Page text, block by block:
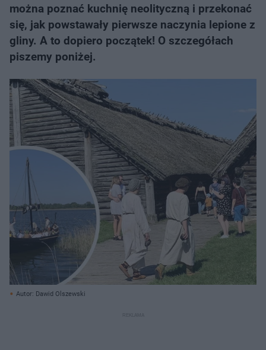
można poznać kuchnię neolityczną i przekonać
się, jak powstawały pierwsze naczynia lepione z
gliny. A to dopiero początek! O szczegółach
piszemy poniżej.
Autor: Dawid Olszewski